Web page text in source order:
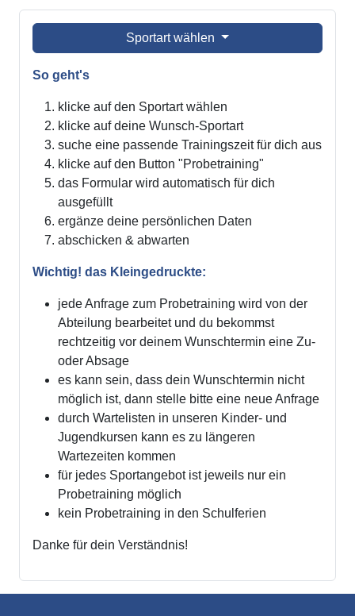
Sportart wählen
So geht's
klicke auf den Sportart wählen
klicke auf deine Wunsch-Sportart
suche eine passende Trainingszeit für dich aus
klicke auf den Button "Probetraining"
das Formular wird automatisch für dich
ausgefüllt
ergänze deine persönlichen Daten
abschicken & abwarten
Wichtig! das Kleingedruckte:
jede Anfrage zum Probetraining wird von der
Abteilung bearbeitet und du bekommst
rechtzeitig vor deinem Wunschtermin eine Zu-
oder Absage
es kann sein, dass dein Wunschtermin nicht
möglich ist, dann stelle bitte eine neue Anfrage
durch Wartelisten in unseren Kinder- und
Jugendkursen kann es zu längeren
Wartezeiten kommen
für jedes Sportangebot ist jeweils nur ein
Probetraining möglich
kein Probetraining in den Schulferien
Danke für dein Verständnis!